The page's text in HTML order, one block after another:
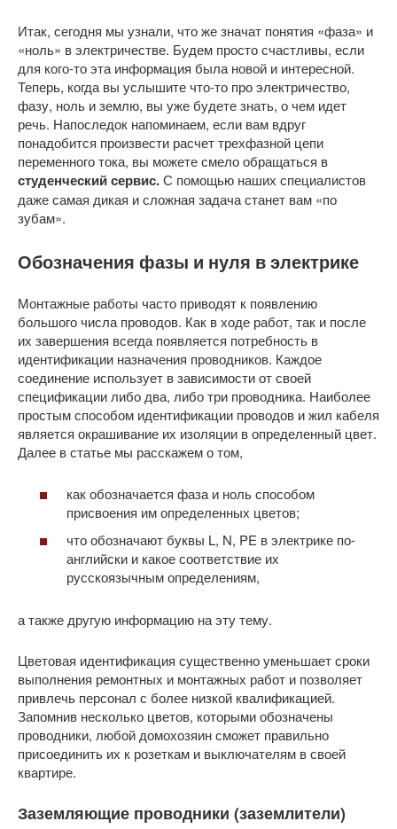
Итак, сегодня мы узнали, что же значат понятия «фаза» и
«ноль» в электричестве. Будем просто счастливы, если
для кого-то эта информация была новой и интересной.
Теперь, когда вы услышите что-то про электричество,
фазу, ноль и землю, вы уже будете знать, о чем идет
речь. Напоследок напоминаем, если вам вдруг
понадобится произвести расчет трехфазной цепи
переменного тока, вы можете смело обращаться в
студенческий сервис.С помощью наших специалистов
даже самая дикая и сложная задача станет вам «по
зубам».
Обозначения фазы и нуля в электрике
Монтажные работы часто приводят к появлению
большого числа проводов. Как в ходе работ, так и после
их завершения всегда появляется потребность в
идентификации назначения проводников. Каждое
соединение использует в зависимости от своей
спецификации либо два, либо три проводника. Наиболее
простым способом идентификации проводов и жил кабеля
является окрашивание их изоляции в определенный цвет.
Далее в статье мы расскажем о том,
как обозначается фаза и ноль способом
присвоения им определенных цветов;
что обозначают буквы L, N, PE в электрике по-
английски и какое соответствие их
русскоязычным определениям,
а также другую информацию на эту тему.
Цветовая идентификация существенно уменьшает сроки
выполнения ремонтных и монтажных работ и позволяет
привлечь персонал с более низкой квалификацией.
Запомнив несколько цветов, которыми обозначены
проводники, любой домохозяин сможет правильно
присоединить их к розеткам и выключателям в своей
квартире.
Заземляющие проводники (заземлители)